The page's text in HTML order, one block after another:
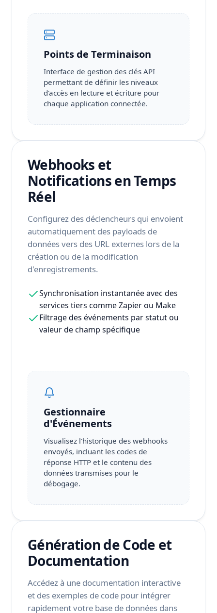
Points de Terminaison
Interface de gestion des clés API
permettant de définir les niveaux
d'accès en lecture et écriture pour
chaque application connectée.
Webhooks et
Notifications en Temps
Réel
Configurez des déclencheurs qui envoient
automatiquement des payloads de
données vers des URL externes lors de la
création ou de la modification
d'enregistrements.
Synchronisation instantanée avec des
services tiers comme Zapier ou Make
Filtrage des événements par statut ou
valeur de champ spécifique
Gestionnaire
d'Événements
Visualisez l'historique des webhooks
envoyés, incluant les codes de
réponse HTTP et le contenu des
données transmises pour le
débogage.
Génération de Code et
Documentation
Accédez à une documentation interactive
et des exemples de code pour intégrer
rapidement votre base de données dans